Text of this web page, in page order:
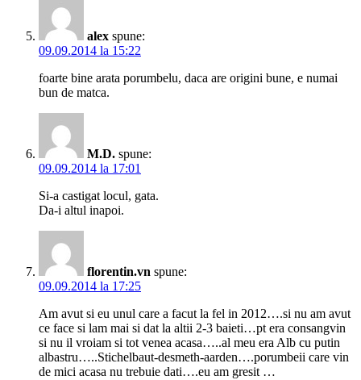
alex spune:
09.09.2014 la 15:22
foarte bine arata porumbelu, daca are origini bune, e numai
bun de matca.
M.D. spune:
09.09.2014 la 17:01
Si-a castigat locul, gata.
Da-i altul inapoi.
florentin.vn spune:
09.09.2014 la 17:25
Am avut si eu unul care a facut la fel in 2012….si nu am avut
ce face si lam mai si dat la altii 2-3 baieti…pt era consangvin
si nu il vroiam si tot venea acasa…..al meu era Alb cu putin
albastru…..Stichelbaut-desmeth-aarden….porumbeii care vin
de mici acasa nu trebuie dati….eu am gresit …